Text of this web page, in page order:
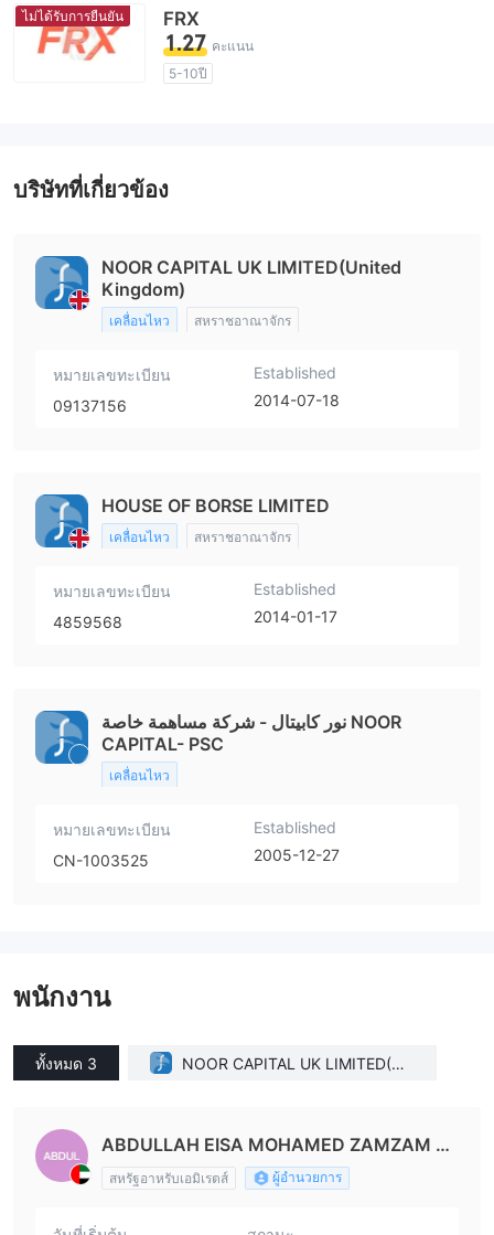
กลุ่มธุรกิจที่ต้องสงสัย
ระวังความเสี่ยงอันตรายที่อาจจะซ่อนอยู่
ไม่ได้รับการยืนยัน FRX
1.27 คะแนน
5-10ปี
บริษัทที่เกี่ยวข้อง
NOOR CAPITAL UK LIMITED(United
Kingdom)
เคลื่อนไหว สหราชอาณาจักร
หมายเลขทะเบียน
09137156
Established
2014-07-18
HOUSE OF BORSE LIMITED
เคลื่อนไหว สหราชอาณาจักร
หมายเลขทะเบียน
4859568
Established
2014-01-17
نور كابيتال - شركة مساهمة خاصة NOOR
CAPITAL- PSC
เคลื่อนไหว
หมายเลขทะเบียน
CN-1003525
Established
2005-12-27
พนักงาน
ทั้งหมด 3
NOOR CAPITAL UK LIMITED(Uni
ABDULLAH EISA MOHAMED ZAMZAM AL
ALI
สหรัฐอาหรับเอมิเรตส์ ผู้อำนวยการ